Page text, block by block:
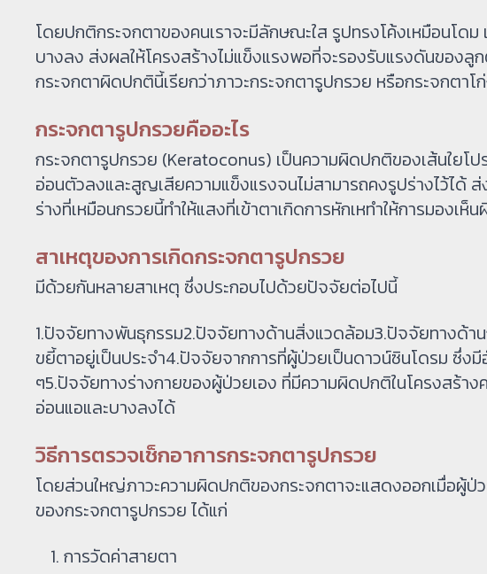
โดยปกติกระจกตาของคนเราจะมีลักษณะใส รูปทรงโค้งเหมือนโ
บางลง ส่งผลให้โครงสร้างไม่แข็งแรงพอที่จะรองรับแรงดันของลู
กระจกตาผิดปกตินี้เรียกว่าภาวะกระจกตารูปกรวย หรือกระจกตา
กระจกตารูปกรวยคืออะไร
กระจกตารูปกรวย (Keratoconus) เป็นความผิดปกติของเส้นใยโ
อ่อนตัวลงและสูญเสียความแข็งแรงจนไม่สามารถคงรูปร่างไว้ไ
ร่างที่เหมือนกรวยนี้ทำให้แสงที่เข้าตาเกิดการหักเหทำให้การมองเห็
สาเหตุของการเกิดกระจกตารูปกรวย
มีด้วยกันหลายสาเหตุ ซึ่งประกอบไปด้วยปัจจัยต่อไปนี้
1.ปัจจัยทางพันธุกรรม2.ปัจจัยทางด้านสิ่งแวดล้อม3.ปัจจัยทางด้
ขยี้ตาอยู่เป็นประจำ4.ปัจจัยจากการที่ผู้ป่วยเป็นดาวน์ซินโดรม ซึ่ง
ๆ5.ปัจจัยทางร่างกายของผู้ป่วยเอง ที่มีความผิดปกติในโครงสร้าง
อ่อนแอและบางลงได้
วิธีการตรวจเช็กอาการกระจกตารูปกรวย
โดยส่วนใหญ่ภาวะความผิดปกติของกระจกตาจะแสดงออกเมื่อผู้ป่
ของกระจกตารูปกรวย ได้แก่
การวัดค่าสายตา